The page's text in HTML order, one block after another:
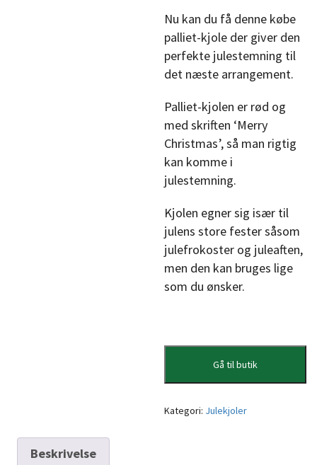
Nu kan du få denne købe
palliet-kjole der giver den
perfekte julestemning til
det næste arrangement.
Palliet-kjolen er rød og
med skriften ‘Merry
Christmas’, så man rigtig
kan komme i
julestemning.
Kjolen egner sig især til
julens store fester såsom
julefrokoster og juleaften,
men den kan bruges lige
som du ønsker.
Gå til butik
Kategori: Julekjoler
Beskrivelse